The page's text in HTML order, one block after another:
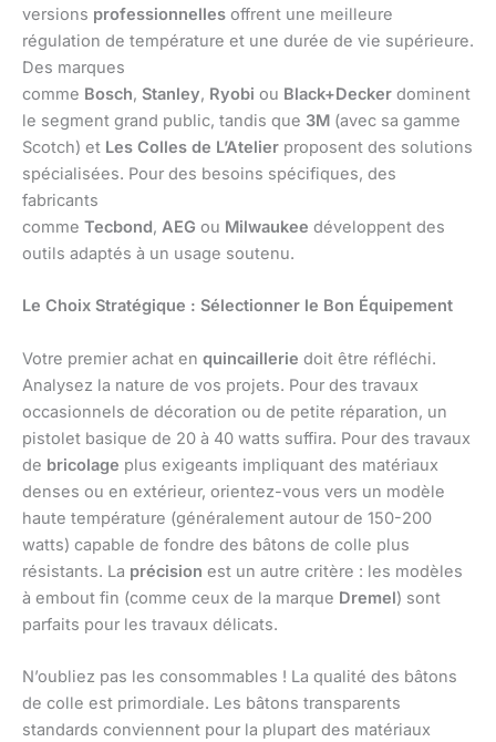
versions professionnelles offrent une meilleure
régulation de température et une durée de vie supérieure.
Des marques
comme Bosch, Stanley, Ryobi ou Black+Decker dominent
le segment grand public, tandis que 3M (avec sa gamme
Scotch) et Les Colles de L’Atelier proposent des solutions
spécialisées. Pour des besoins spécifiques, des
fabricants
comme Tecbond, AEG ou Milwaukee développent des
outils adaptés à un usage soutenu.
Le Choix Stratégique : Sélectionner le Bon Équipement
Votre premier achat en quincaillerie doit être réfléchi.
Analysez la nature de vos projets. Pour des travaux
occasionnels de décoration ou de petite réparation, un
pistolet basique de 20 à 40 watts suffira. Pour des travaux
de bricolage plus exigeants impliquant des matériaux
denses ou en extérieur, orientez-vous vers un modèle
haute température (généralement autour de 150-200
watts) capable de fondre des bâtons de colle plus
résistants. La précision est un autre critère : les modèles
à embout fin (comme ceux de la marque Dremel) sont
parfaits pour les travaux délicats.
N’oubliez pas les consommables ! La qualité des bâtons
de colle est primordiale. Les bâtons transparents
standards conviennent pour la plupart des matériaux